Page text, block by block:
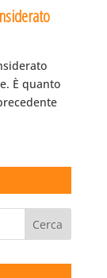
È quanto